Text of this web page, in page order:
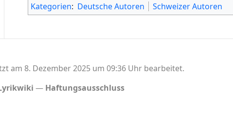
Kategorien: Deutsche Autoren Schweizer Autoren
am 8. Dezember 2025 um 09:36 Uhr bearbeitet.
Haftungsausschluss